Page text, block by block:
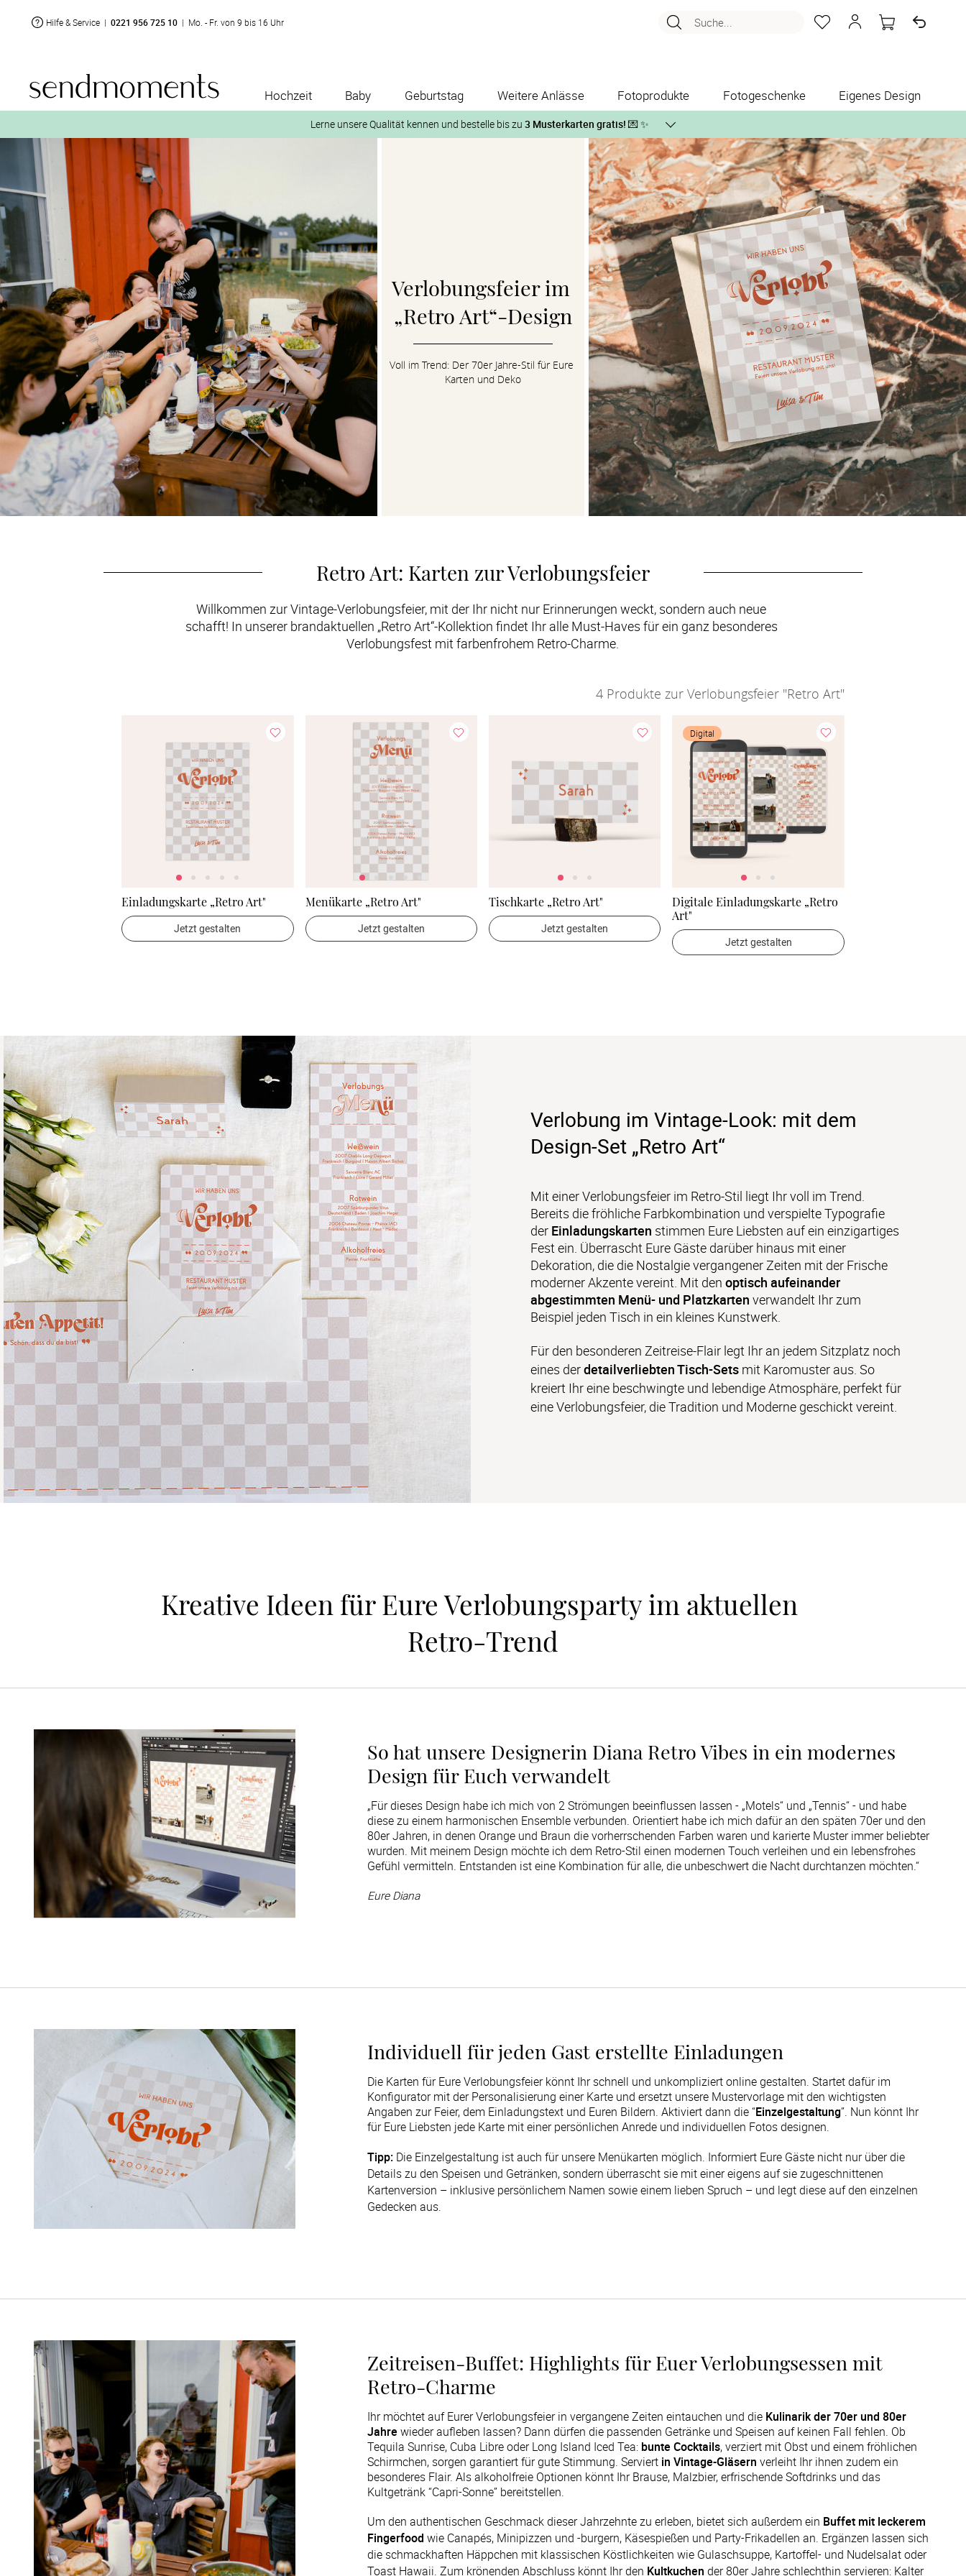
Hilfe & Service | 0221 956 725 10 | Mo. - Fr. von 9 bis 16 Uhr Suche...
Hochzeit Baby Geburtstag Weitere Anlässe Fotoprodukte Fotogeschenke Eigenes Design
Lerne unsere Qualität kennen und bestelle bis zu 3 Musterkarten gratis! 💌 ✨
auf der jeweiligen Produktseite und lasse Dir die Karten kostenlos per Post zusenden.
Verlobungsfeier im
„Retro Art“-Design
Voll im Trend: Der 70er Jahre-Stil für Eure
Karten und Deko
Retro Art: Karten zur Verlobungsfeier
Willkommen zur Vintage-Verlobungsfeier, mit der Ihr nicht nur Erinnerungen weckt, sondern auch neue
schafft! In unserer brandaktuellen „Retro Art“-Kollektion findet Ihr alle Must-Haves für ein ganz besonderes
Verlobungsfest mit farbenfrohem Retro-Charme.
4 Produkte zur Verlobungsfeier "Retro Art"
Einladungskarte „Retro Art"
Jetzt gestalten
Menükarte „Retro Art"
Jetzt gestalten
Tischkarte „Retro Art"
Jetzt gestalten
Digital
Digitale Einladungskarte „Retro
Art"
Jetzt gestalten
Verlobung im Vintage-Look: mit dem
Design-Set „Retro Art“
Mit einer Verlobungsfeier im Retro-Stil liegt Ihr voll im Trend.
Bereits die fröhliche Farbkombination und verspielte Typografie
der Einladungskarten stimmen Eure Liebsten auf ein einzigartiges
Fest ein. Überrascht Eure Gäste darüber hinaus mit einer
Dekoration, die die Nostalgie vergangener Zeiten mit der Frische
moderner Akzente vereint. Mit den optisch aufeinander
abgestimmten Menü- und Platzkarten verwandelt Ihr zum
Beispiel jeden Tisch in ein kleines Kunstwerk.
Für den besonderen Zeitreise-Flair legt Ihr an jedem Sitzplatz noch
eines der detailverliebten Tisch-Sets mit Karomuster aus. So
kreiert Ihr eine beschwingte und lebendige Atmosphäre, perfekt für
eine Verlobungsfeier, die Tradition und Moderne geschickt vereint.
Kreative Ideen für Eure Verlobungsparty im aktuellen
Retro-Trend
So hat unsere Designerin Diana Retro Vibes in ein modernes
Design für Euch verwandelt
„Für dieses Design habe ich mich von 2 Strömungen beeinflussen lassen - „Motels“ und „Tennis“ - und habe
diese zu einem harmonischen Ensemble verbunden. Orientiert habe ich mich dafür an den späten 70er und den
80er Jahren, in denen Orange und Braun die vorherrschenden Farben waren und karierte Muster immer beliebter
wurden. Mit meinem Design möchte ich dem Retro-Stil einen modernen Touch verleihen und ein lebensfrohes
Gefühl vermitteln. Entstanden ist eine Kombination für alle, die unbeschwert die Nacht durchtanzen möchten.“
Eure Diana
Individuell für jeden Gast erstellte Einladungen
Die Karten für Eure Verlobungsfeier könnt Ihr schnell und unkompliziert online gestalten. Startet dafür im
Konfigurator mit der Personalisierung einer Karte und ersetzt unsere Mustervorlage mit den wichtigsten
Angaben zur Feier, dem Einladungstext und Euren Bildern. Aktiviert dann die “Einzelgestaltung”. Nun könnt Ihr
für Eure Liebsten jede Karte mit einer persönlichen Anrede und individuellen Fotos designen.
Tipp: Die Einzelgestaltung ist auch für unsere Menükarten möglich. Informiert Eure Gäste nicht nur über die
Details zu den Speisen und Getränken, sondern überrascht sie mit einer eigens auf sie zugeschnittenen
Kartenversion – inklusive persönlichem Namen sowie einem lieben Spruch – und legt diese auf den einzelnen
Gedecken aus.
Zeitreisen-Buffet: Highlights für Euer Verlobungsessen mit
Retro-Charme
Ihr möchtet auf Eurer Verlobungsfeier in vergangene Zeiten eintauchen und die Kulinarik der 70er und 80er
Jahre wieder aufleben lassen? Dann dürfen die passenden Getränke und Speisen auf keinen Fall fehlen. Ob
Tequila Sunrise, Cuba Libre oder Long Island Iced Tea: bunte Cocktails, verziert mit Obst und einem fröhlichen
Schirmchen, sorgen garantiert für gute Stimmung. Serviert in Vintage-Gläsern verleiht Ihr ihnen zudem ein
besonderes Flair. Als alkoholfreie Optionen könnt Ihr Brause, Malzbier, erfrischende Softdrinks und das
Kultgetränk “Capri-Sonne” bereitstellen.
Um den authentischen Geschmack dieser Jahrzehnte zu erleben, bietet sich außerdem ein Buffet mit leckerem
Fingerfood wie Canapés, Minipizzen und -burgern, Käsespießen und Party-Frikadellen an. Ergänzen lassen sich
die schmackhaften Häppchen mit klassischen Köstlichkeiten wie Gulaschsuppe, Kartoffel- und Nudelsalat oder
Toast Hawaii. Zum krönenden Abschluss könnt Ihr den Kultkuchen der 80er Jahre schlechthin servieren: Kalter